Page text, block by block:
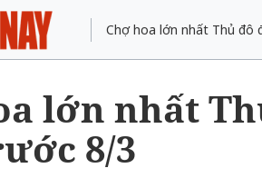
Chợ hoa lớn nhất Thủ
lớn nhất
8/3